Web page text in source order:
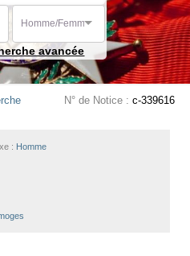
Homme/Femme
avancée
N° de Notice : c-339616
: Homme